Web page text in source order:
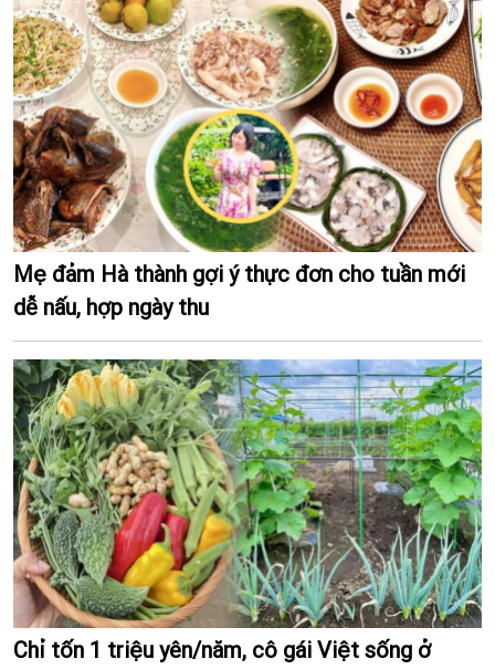
Mẹ đảm Hà thành gợi ý thực đơn cho tuần mới
dễ nấu, hợp ngày thu
Chỉ tốn 1 triệu yên/năm, cô gái Việt sống ở